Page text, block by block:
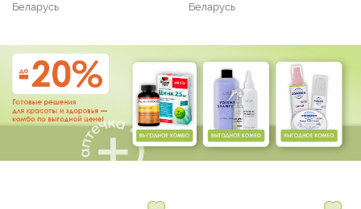
Беларусь Беларусь